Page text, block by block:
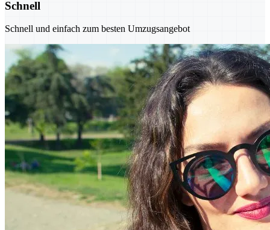
Schnell
Schnell und einfach zum besten Umzugsangebot